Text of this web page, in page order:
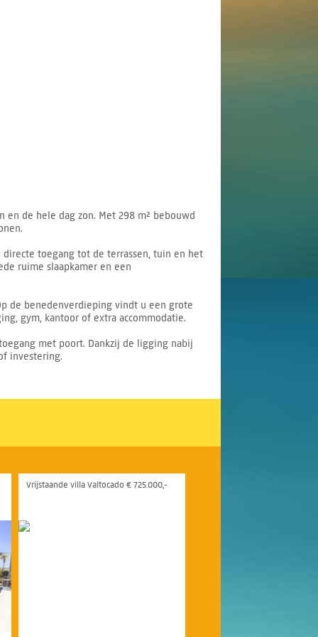
de hele dag zon. Met 298 m² bebouwd
toegang tot de terrassen, tuin en het
ruime slaapkamer en een
de benedenverdieping vindt u een grote
gym, kantoor of extra accommodatie.
met poort. Dankzij de ligging nabij
investering.
Vrijstaande villa Valtocado € 725.000,-